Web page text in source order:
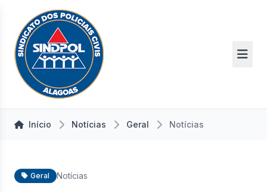
Início Notícias Geral Notícias
Geral Notícias